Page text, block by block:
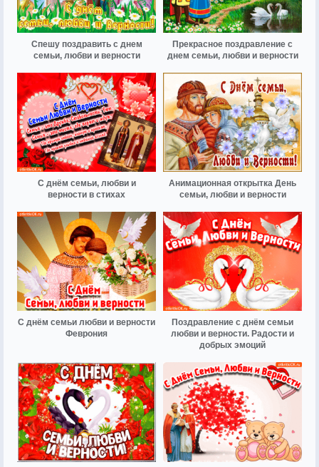
Спешу поздравить с днем
семьи, любви и верности
Прекрасное поздравление с
днем семьи, любви и верности
С днём семьи, любви и
верности в стихах
Анимационная открытка День
семьи, любви и верности
С днём семьи любви и верности
Феврония
Поздравление с днём семьи
любви и верности. Радости и
добрых эмоций